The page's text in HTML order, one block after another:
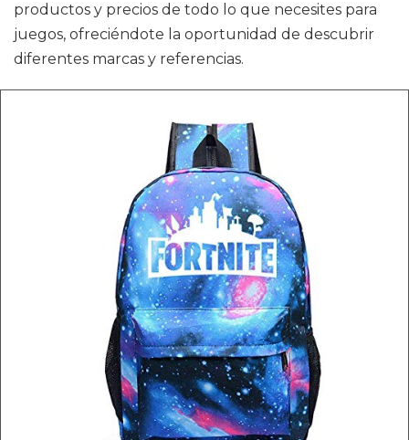
productos y precios de todo lo que necesites para
juegos, ofreciéndote la oportunidad de descubrir
diferentes marcas y referencias.